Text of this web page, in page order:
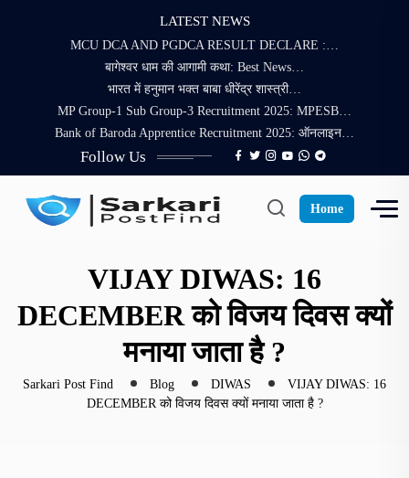
LATEST NEWS
MCU DCA AND PGDCA RESULT DECLARE :…
बागेश्वर धाम की आगामी कथा: Best News…
भारत में हनुमान भक्त बाबा धीरेंद्र शास्त्री…
MP Group-1 Sub Group-3 Recruitment 2025: MPESB…
Bank of Baroda Apprentice Recruitment 2025: ऑनलाइन…
Follow Us
Home
VIJAY DIWAS: 16
DECEMBER को विजय दिवस क्यों
मनाया जाता है ?
Sarkari Post Find Blog DIWAS
VIJAY DIWAS: 16
DECEMBER को विजय दिवस क्यों मनाया जाता है ?